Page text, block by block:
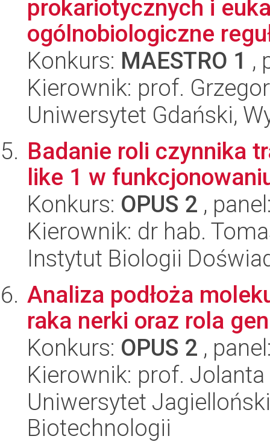
prokariotycznych i
ogólnobiologiczne
Konkurs: MAESTRO 1 ,
Kierownik: prof.
Uniwersytet Gdański,
Badanie roli czynnika
like 1 w
Konkurs: OPUS 2 ,
Kierownik: dr hab.
Instytut Biologii
Analiza podłoża
raka nerki oraz rola
Konkurs: OPUS 2 ,
Kierownik: prof.
Uniwersytet
Biotechnologii